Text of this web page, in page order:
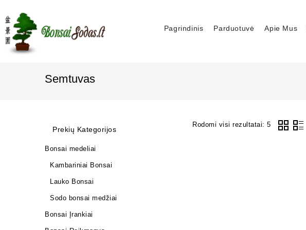
Pagrindinis Parduotuvė Apie Mus
Semtuvas
Rodomi visi rezultatai: 5
Prekių Kategorijos
Bonsai medeliai
Kambariniai Bonsai
Lauko Bonsai
Sodo bonsai medžiai
Bonsai Įrankiai